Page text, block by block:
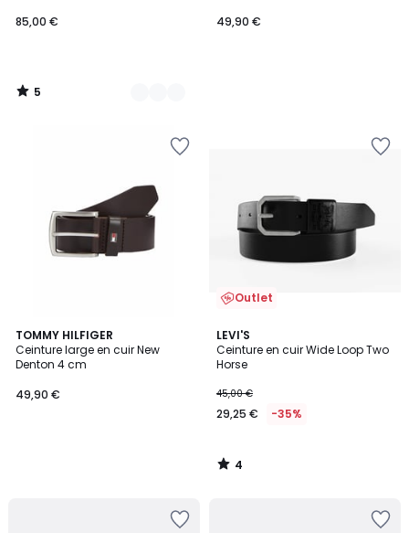
85,00 €
5
/
49,90 €
TOMMY HILFIGER
Ceinture large en cuir New
Denton 4 cm
49,90 €
Outlet
LEVI'S
Ceinture en cuir Wide Loop Two
Horse
45,00 €
29,25 € -35%
4
/
5
4
/